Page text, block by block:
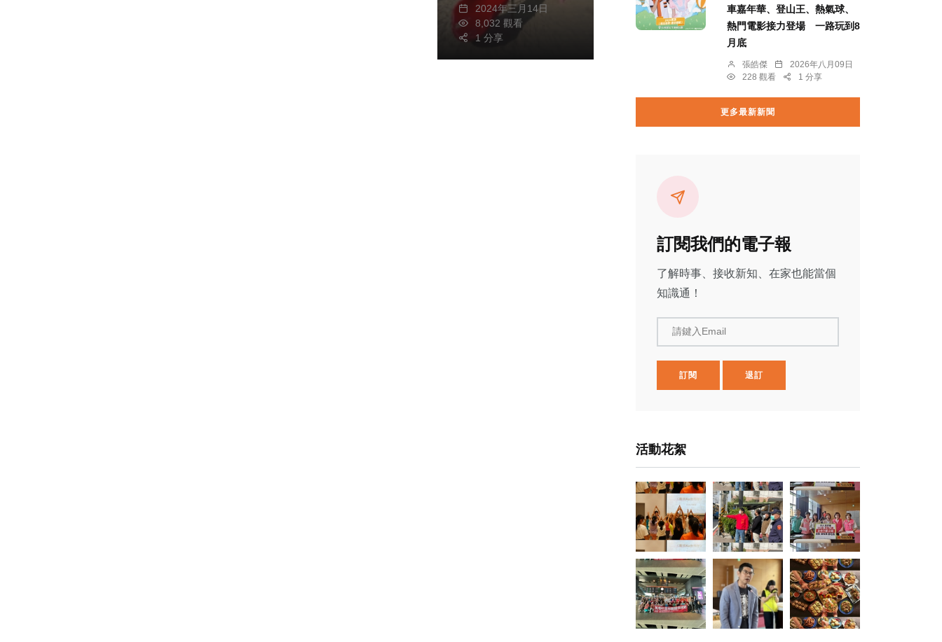
2024年三月14日
8,032 觀看
1 分享
車嘉年華、登山王、熱氣球、
熱門電影接力登場 一路玩到8
月底
張皓傑
2026年八月09日
228 觀看
1 分享
更多最新新聞
訂閱我們的電子報
了解時事、接收新知、在家也能當個
知識通！
請鍵入Email
訂閱 退訂
活動花絮